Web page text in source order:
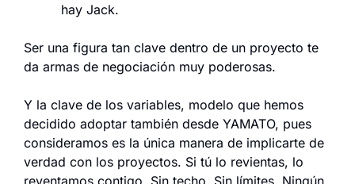
hay Jack.
Ser una figura tan clave dentro de un proyecto te
da armas de negociación muy poderosas.
Y la clave de los variables, modelo que hemos
decidido adoptar también desde YAMATO, pues
consideramos es la única manera de implicarte de
verdad con los proyectos. Si tú lo revientas, lo
reventamos contigo. Sin techo. Sin límites. Ningún